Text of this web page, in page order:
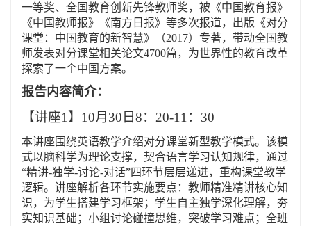
一等奖、全国教育创新先锋教师奖，被《中国教育报》
《中国教师报》《南方日报》等多次报道，出版《对分
课堂：中国教育的新智慧》（2017）专著，带动全国教
师发表对分课堂相关论文4700篇，为世界性的教育改革
探索了一个中国方案。
报告内容简介：
【讲座1 】10月30日8：20-11：30
本讲座围绕英语教学介绍对分课堂新型教学模式。该模
式以脑科学为理论支撑，契合语言学习认知规律，通过
“精讲-独学-讨论-对话”四环节层层递进，重构课堂教学
逻辑。讲座解析各环节实施要点：教师精准精讲核心知
识，为学生搭建学习框架；学生自主独学深化理解，夯
实知识基础；小组讨论碰撞思维，突破学习难点；全班